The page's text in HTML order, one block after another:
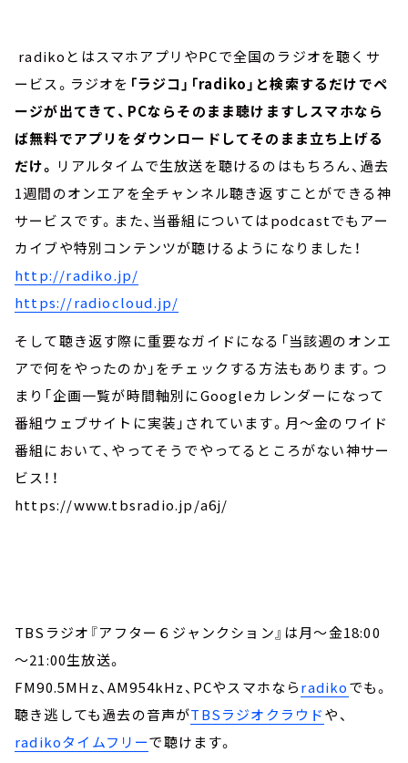
radikoとはスマホアプリやPCで全国のラジオを聴くサ
ービス。ラジオを 「ラジコ」「radiko」と検索するだけでペ
ージが出てきて、PCならそのまま聴けますしスマホなら
ば無料でアプリをダウンロードしてそのまま立ち上げる
だけ。 リアルタイムで生放送を聴けるのはもちろん、過去
1週間のオンエアを全チャンネル聴き返すことができる神
サービスです。また、当番組についてはpodcastでもアー
カイブや特別コンテンツが聴けるようになりました！
http://radiko.jp/
https://radiocloud.jp/
そして聴き返す際に重要なガイドになる「当該週のオンエ
アで何をやったのか」をチェックする方法もあります。つ
まり「企画一覧が時間軸別にGoogleカレンダーになって
番組ウェブサイトに実装」されています。月～金のワイド
番組において、やってそうでやってるところがない神サー
ビス！！
https://www.tbsradio.jp/a6j/
TBSラジオ『アフター６ジャンクション』は月～金18:00
～21:00生放送。
FM90.5MHz、AM954kHz、PCやスマホならradikoでも。
聴き逃しても過去の音声がTBSラジオクラウドや、
radikoタイムフリーで聴けます。